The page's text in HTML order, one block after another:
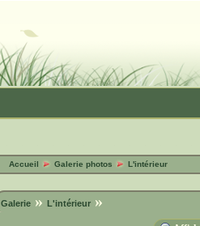
Accueil Galerie photos L'intérieur
Galerie » L'intérieur »